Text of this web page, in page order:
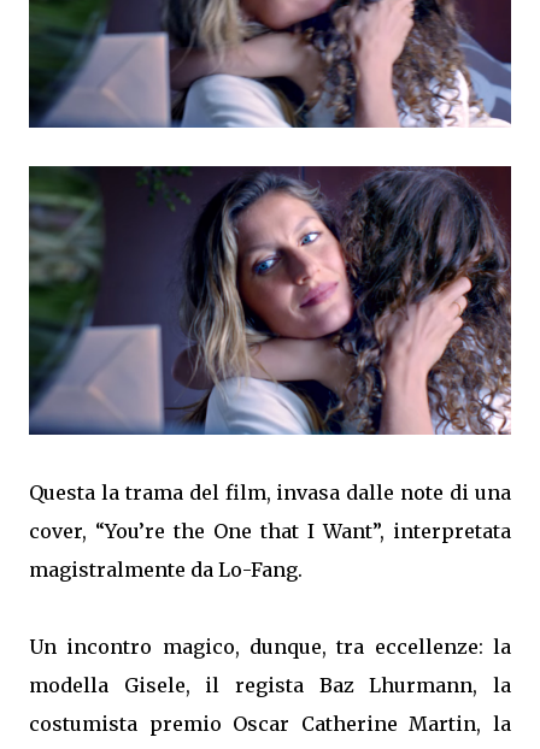
Questa la trama del film, invasa dalle note di una
cover, “You’re the One that I Want”, interpretata
magistralmente da Lo-Fang.
Un incontro magico, dunque, tra eccellenze: la
modella Gisele, il regista Baz Lhurmann, la
costumista premio Oscar Catherine Martin, la